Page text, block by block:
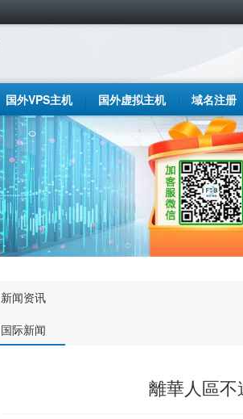
国外VPS主机 国外虚拟主机 域名注册
新闻资讯
国际新闻
離華人區